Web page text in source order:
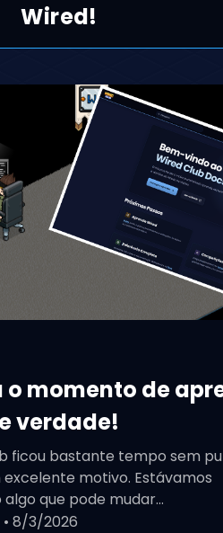
Wired!
o momento de
verdade!
ficou bastante tempo sem
motivo. Estávamos
que pode mudar...
• 8/3/2026